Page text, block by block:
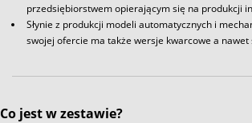
przedsiębiorstwem opierającym się na produkcji
Słynie z produkcji modeli automatycznych i
swojej ofercie ma także wersje kwarcowe a
Co jest w zestawie?